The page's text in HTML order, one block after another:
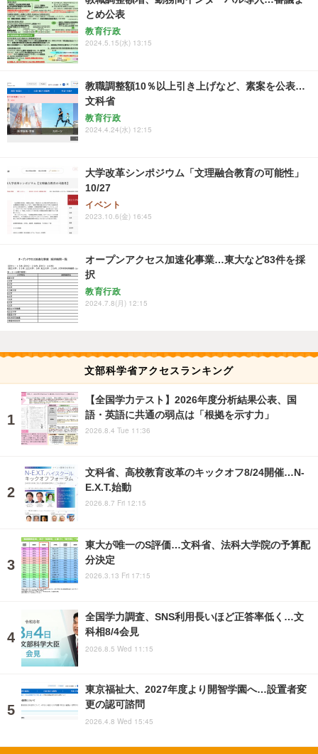
とめ公表
教育行政
2024.5.15(水) 13:15
教職調整額10％以上引き上げなど、素案を公表…
文科省
教育行政
2024.4.24(水) 12:15
大学改革シンポジウム「文理融合教育の可能性」
10/27
イベント
2023.10.6(金) 16:45
オープンアクセス加速化事業…東大など83件を採
択
教育行政
2024.7.8(月) 12:15
文部科学省アクセスランキング
【全国学力テスト】2026年度分析結果公表、国
語・英語に共通の弱点は「根拠を示す力」
2026.8.4 Tue 11:36
文科省、高校教育改革のキックオフ8/24開催…N-
E.X.T.始動
2026.8.7 Fri 12:15
東大が唯一のS評価…文科省、法科大学院の予算配
分決定
2026.3.13 Fri 17:15
全国学力調査、SNS利用長いほど正答率低く…文
科相8/4会見
2026.8.5 Wed 11:15
東京福祉大、2027年度より開智学園へ…設置者変
更の認可諮問
2026.4.8 Wed 15:45